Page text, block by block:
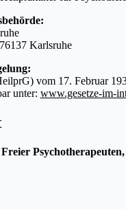
Karlsruhe
vom 17. Februar
unter: www.gesetze-im-